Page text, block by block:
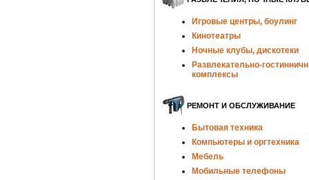
Игровые центры, боулинг
Кинотеатры
Ночные клубы, дискотеки
Развлекательно-
комплексы
РЕМОНТ И ОБСЛУЖИВАНИЕ
Бытовая техника
Компьютеры и оргтехника
Мебель
Мобильные телефоны